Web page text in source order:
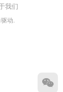
我们
动.